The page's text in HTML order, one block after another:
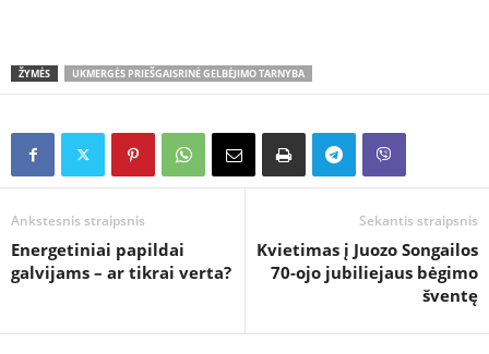
ŽYMĖS UKMERGĖS PRIEŠGAISRINĖ GELBĖJIMO TARNYBA
Ankstesnis straipsnis
Energetiniai papildai
galvijams – ar tikrai verta?
Sekantis straipsnis
Kvietimas į Juozo Songailos
70-ojo jubiliejaus bėgimo
šventę